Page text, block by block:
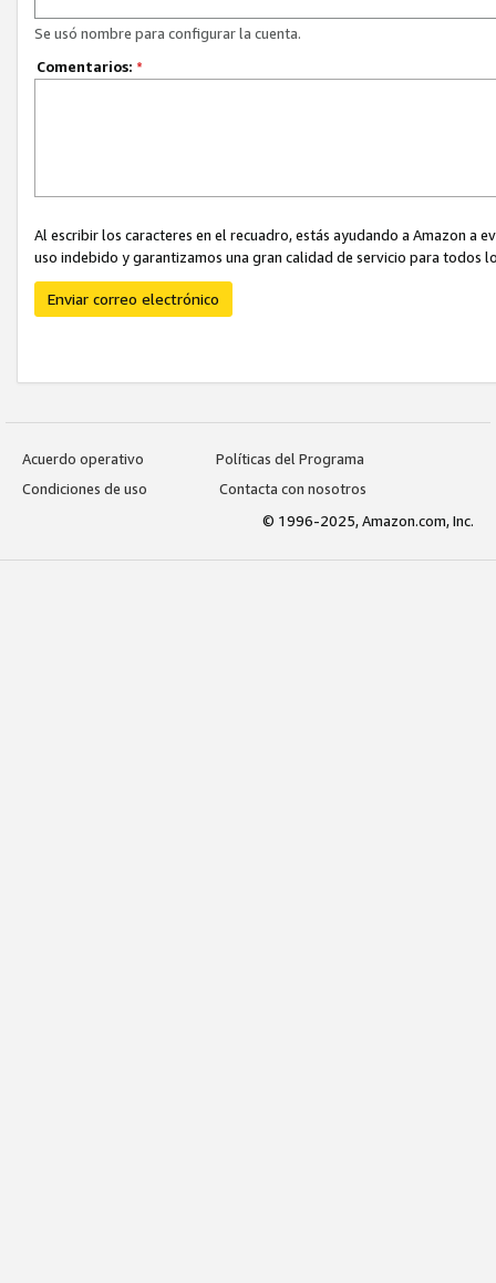
Se usó nombre para configurar la cuenta.
Comentarios: *
Al escribir los caracteres en el recuadro, estás ayudando a Amazon
uso indebido y garantizamos una gran calidad de servicio para todos
Enviar correo electrónico
Acuerdo operativo
Políticas del Programa
Condiciones de uso
Contacta con nosotros
© 1996-2025, Amazon.com, Inc.